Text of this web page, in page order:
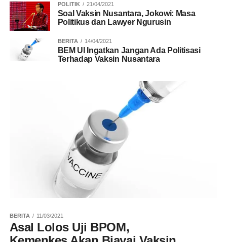
POLITIK 21/04/2021
Soal Vaksin Nusantara, Jokowi: Masa
Politikus dan Lawyer Ngurusin
BERITA 14/04/2021
BEM UI Ingatkan Jangan Ada Politisasi
Terhadap Vaksin Nusantara
BERITA 11/03/2021
Asal Lolos Uji BPOM,